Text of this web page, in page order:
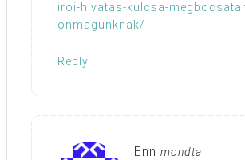
iroi-hivatas-kulcsa-
onmagunknak/
Reply
Enn mondta